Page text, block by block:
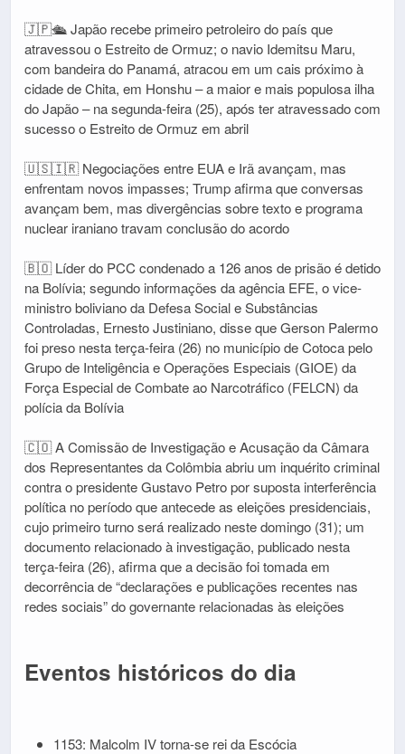
🇯🇵🛳️ Japão recebe primeiro petroleiro do país que
atravessou o Estreito de Ormuz; o navio Idemitsu Maru,
com bandeira do Panamá, atracou em um cais próximo à
cidade de Chita, em Honshu – a maior e mais populosa ilha
do Japão – na segunda-feira (25), após ter atravessado com
sucesso o Estreito de Ormuz em abril
🇺🇸🇮🇷 Negociações entre EUA e Irã avançam, mas
enfrentam novos impasses; Trump afirma que conversas
avançam bem, mas divergências sobre texto e programa
nuclear iraniano travam conclusão do acordo
🇧🇴 Líder do PCC condenado a 126 anos de prisão é detido
na Bolívia; segundo informações da agência EFE, o vice-
ministro boliviano da Defesa Social e Substâncias
Controladas, Ernesto Justiniano, disse que Gerson Palermo
foi preso nesta terça-feira (26) no município de Cotoca pelo
Grupo de Inteligência e Operações Especiais (GIOE) da
Força Especial de Combate ao Narcotráfico (FELCN) da
polícia da Bolívia
🇨🇴 A Comissão de Investigação e Acusação da Câmara
dos Representantes da Colômbia abriu um inquérito criminal
contra o presidente Gustavo Petro por suposta interferência
política no período que antecede as eleições presidenciais,
cujo primeiro turno será realizado neste domingo (31); um
documento relacionado à investigação, publicado nesta
terça-feira (26), afirma que a decisão foi tomada em
decorrência de “declarações e publicações recentes nas
redes sociais” do governante relacionadas às eleições
Eventos históricos do dia
1153: Malcolm IV torna-se rei da Escócia